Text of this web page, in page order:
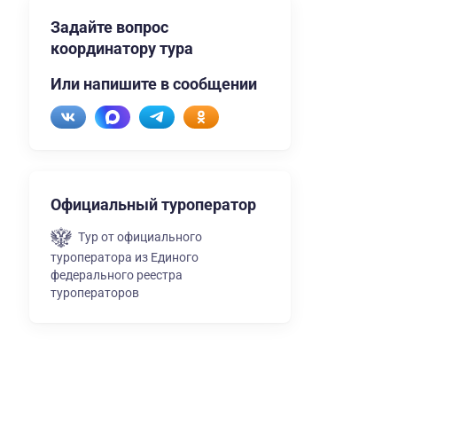
Задайте вопрос
координатору тура
Или напишите в сообщении
Официальный туроператор
Тур от официального
туроператора из Единого
федерального реестра
туроператоров